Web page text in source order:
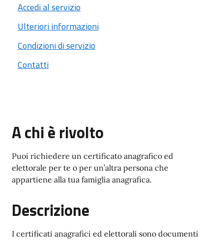
Accedi al servizio
Ulteriori informazioni
Condizioni di servizio
Contatti
A chi è rivolto
Puoi richiedere un certificato anagrafico ed
elettorale per te o per un’altra persona che
appartiene alla tua famiglia anagrafica.
Descrizione
I certificati anagrafici ed elettorali sono documenti